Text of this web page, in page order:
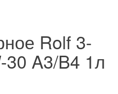
Rolf 3-
30 A3/B4 1л